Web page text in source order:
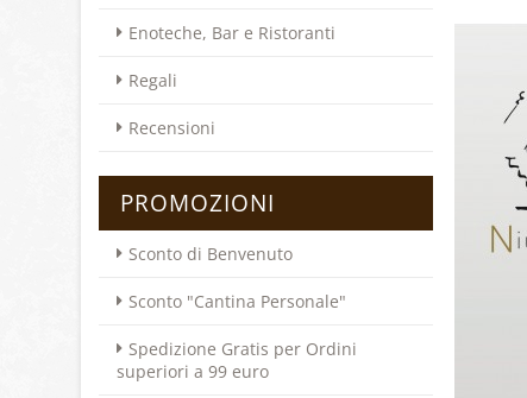
Enoteche, Bar e Ristoranti
Regali
Recensioni
PROMOZIONI
Sconto di Benvenuto
Sconto "Cantina Personale"
Spedizione Gratis per Ordini
superiori a 99 euro